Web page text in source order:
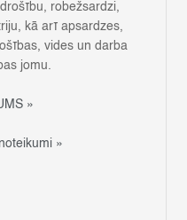
robežsardzi,
kā arī apsardzes,
vides un darba
jomu.
»
»